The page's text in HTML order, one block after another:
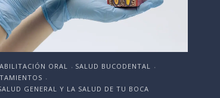
ORAL • SALUD BUCODENTAL •
•
GENERAL Y LA SALUD DE TU BOCA
DENTAL • SALUD BUCODENTAL •
•
GENERAL Y LA SALUD DE TU BOCA